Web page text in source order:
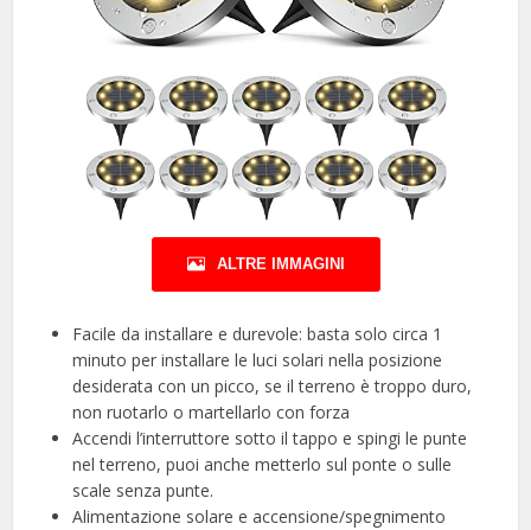
ALTRE IMMAGINI
Facile da installare e durevole: basta solo circa 1
minuto per installare le luci solari nella posizione
desiderata con un picco, se il terreno è troppo duro,
non ruotarlo o martellarlo con forza
Accendi l’interruttore sotto il tappo e spingi le punte
nel terreno, puoi anche metterlo sul ponte o sulle
scale senza punte.
Alimentazione solare e accensione/spegnimento